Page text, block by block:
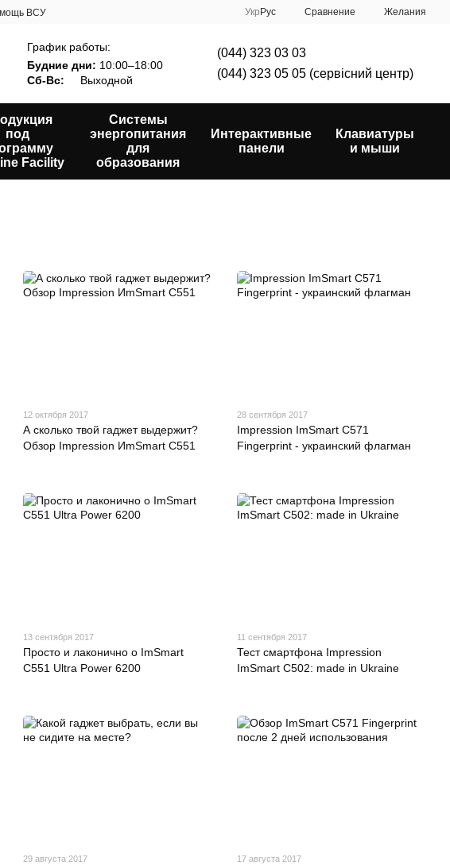
ВСУ Укр Рус Сравнение Желания
График работы:
Будние дни: 10:00–18:00
Сб-Вс:
Выходной
(044) 323 03 03
(044) 323 05 05 (сервісний центр)
под
Facility
Системы
энергопитания
для
образования
Интерактивные
панели
Клавиатуры
и мыши
12 октября 2017
А сколько твой гаджет выдержит?
Обзор Impression ИmSmart C551
28 сентября 2017
Impression ImSmart С571
Fingerprint - украинский флагман
13 сентября 2017
Просто и лаконично о ImSmart
С551 Ultra Power 6200
11 сентября 2017
Тест смартфона Impression
ImSmart С502: made in Ukraine
29 августа 2017 17 августа 2017